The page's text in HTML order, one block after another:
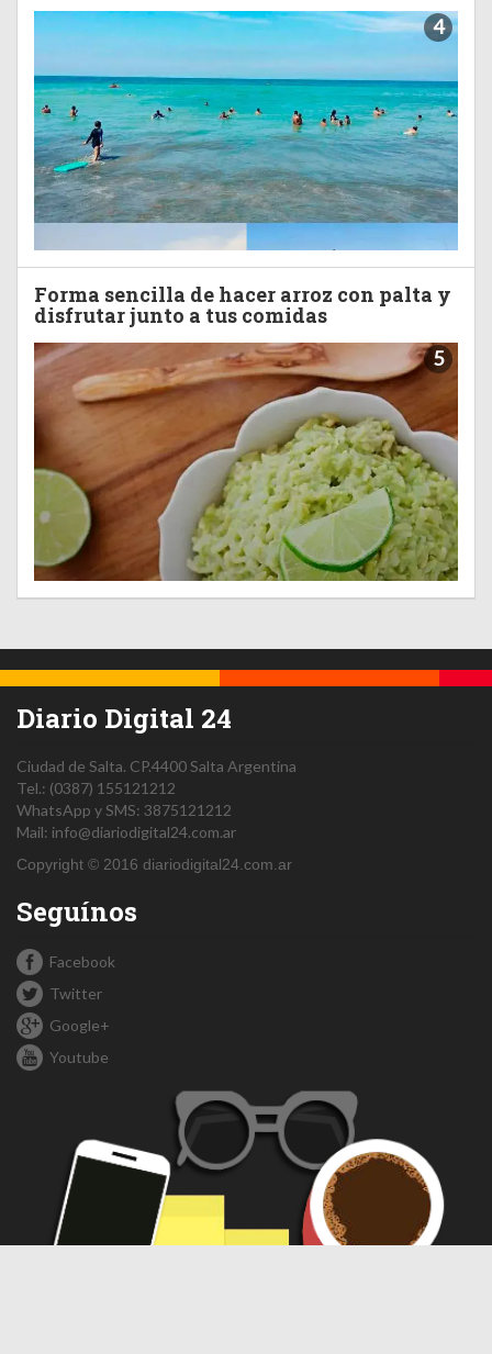
4
Forma sencilla de hacer arroz con palta y
disfrutar junto a tus comidas
5
Diario Digital 24
Ciudad de Salta. CP.4400Salta Argentina
Tel.: (0387) 155121212
WhatsApp y SMS: 3875121212
Mail: info@diariodigital24.com.ar
Copyright © 2016 diariodigital24.com.ar
Seguínos
Facebook
Twitter
Google+
Youtube